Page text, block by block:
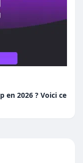
en 2026 ? Voici ce